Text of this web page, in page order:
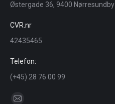
Østergade 36, 9400 Nørresundby
CVR.nr
42435465
Telefon:
(+45) 28 76 00 99
Find us on: